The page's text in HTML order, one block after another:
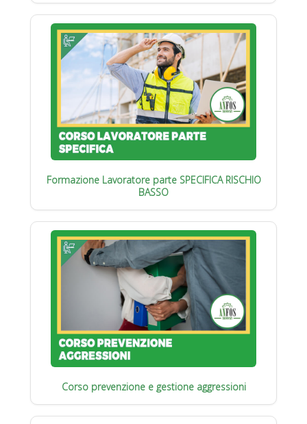
Formazione Lavoratore parte SPECIFICA RISCHIO
BASSO
Corso prevenzione e gestione aggressioni